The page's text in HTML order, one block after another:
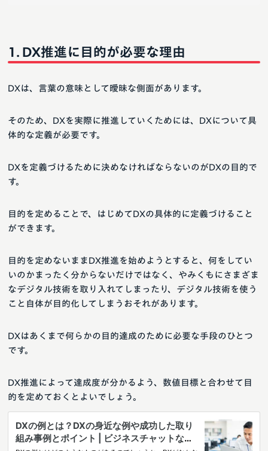
DX推進に目的が必要な理由
DXは、言葉の意味として曖昧な側面があります。
そのため、DXを実際に推進していくためには、DXについて具
体的な定義が必要です。
DXを定義づけるために決めなければならないのがDXの目的で
す。
目的を定めることで、はじめてDXの具体的に定義づけること
ができます。
目的を定めないままDX推進を始めようとすると、何をしてい
いのかまったく分からないだけではなく、やみくもにさまざま
なデジタル技術を取り入れてしまったり、デジタル技術を使う
こと自体が目的化してしまうおそれがあります。
DXはあくまで何らかの目的達成のために必要な手段のひとつ
です。
DX推進によって達成度が分かるよう、数値目標と合わせて目
的を定めておくとよいでしょう。